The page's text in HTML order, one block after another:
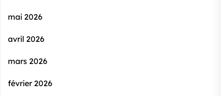
mai 2026
avril 2026
mars 2026
février 2026